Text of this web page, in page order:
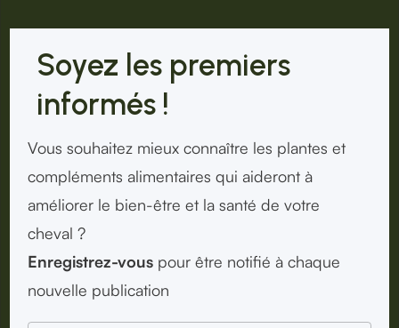
Soyez les premiers
informés !
Vous souhaitez mieux connaître les plantes et
compléments alimentaires qui aideront à
améliorer le bien-être et la santé de votre
cheval ?
Enregistrez-vous pour être notifié à chaque
nouvelle publication